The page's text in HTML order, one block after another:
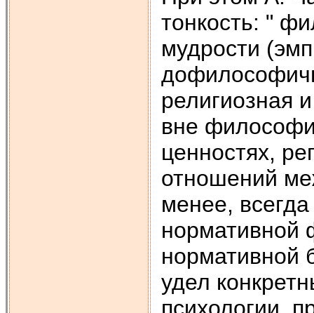
тонкость: "
мудрости
религиозная
вне
ценностях,
отношений
менее,
нормативной
нормативной
удел
психологии,